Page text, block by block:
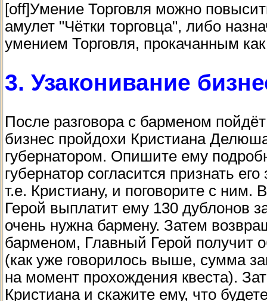
[off]Умение Торговля можно
амулет "Чётки торговца", либо
умением Торговля, прокачанным
3. Узаконивание
После разговора с барменом
бизнес пройдохи Кристиана
губернатором. Опишите ему
губернатор согласится признать
т.е. Кристиану, и поговорите с ним.
Герой выплатит ему 130 дублонов
очень нужна бармену. Затем
барменом, Главный Герой получит
(как уже говорилось выше, сумма
на момент прохождения квеста).
Кристиана и скажите ему, что